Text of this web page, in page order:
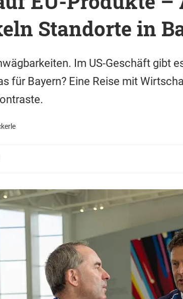
Standorte in
Im US-Geschäft gibt
für Bayern? Eine Reise mit